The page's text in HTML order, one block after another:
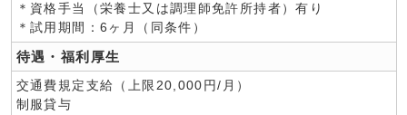
＊資格手当（栄養士又は調理師免許所持者）有り
＊試用期間：6ヶ月（同条件）
待遇・福利厚生
交通費規定支給（上限20,000円/月）
制服貸与